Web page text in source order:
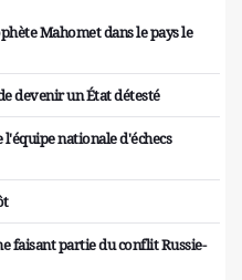
Mahomet dans le pays le
devenir un État détesté
nationale d'échecs
faisant partie du conflit Russie-